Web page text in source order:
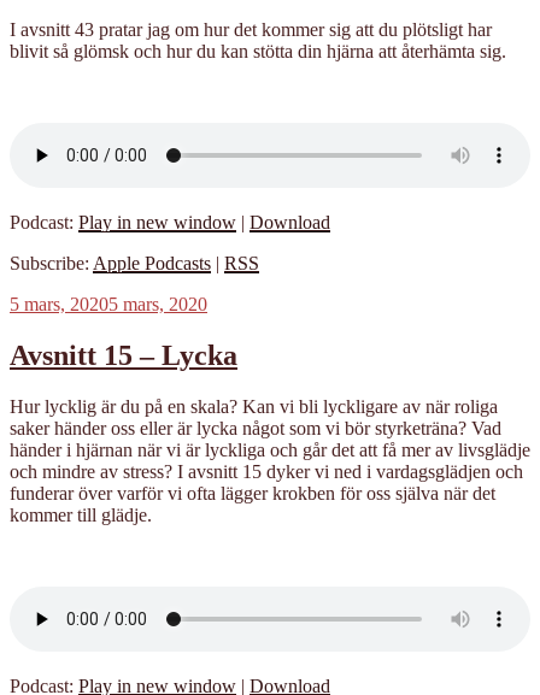
I avsnitt 43 pratar jag om hur det kommer sig att du plötsligt har
blivit så glömsk och hur du kan stötta din hjärna att återhämta sig.
Podcast: Play in new window | Download
Subscribe: Apple Podcasts | RSS
Publicerat
5 mars, 20205 mars, 2020
Avsnitt 15 – Lycka
Hur lycklig är du på en skala? Kan vi bli lyckligare av när roliga
saker händer oss eller är lycka något som vi bör styrketräna? Vad
händer i hjärnan när vi är lyckliga och går det att få mer av livsglädje
och mindre av stress? I avsnitt 15 dyker vi ned i vardagsglädjen och
funderar över varför vi ofta lägger krokben för oss själva när det
kommer till glädje.
Podcast: Play in new window | Download